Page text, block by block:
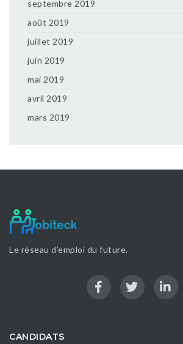
septembre 2019
août 2019
juillet 2019
juin 2019
mai 2019
avril 2019
mars 2019
Le réseau d’emploi du future.
CANDIDATS